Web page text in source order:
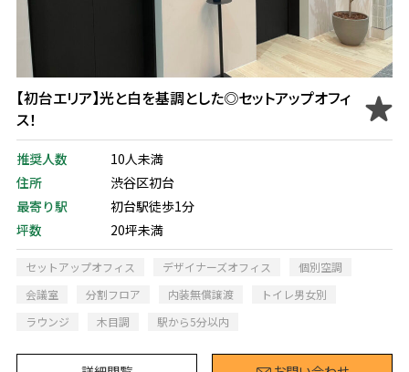
【初台エリア】光と白を基調とした◎セットアップオフィ
ス！
推奨人数
10人未満
住所
渋谷区初台
最寄り駅
初台駅徒歩1分
坪数
20坪未満
セットアップオフィス デザイナーズオフィス
個別空調
会議室
分割フロア 内装無償譲渡
トイレ男女別
ラウンジ
木目調 駅から5分以内